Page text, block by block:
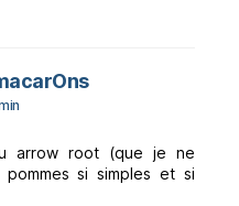
dit :
arrow root (que je ne
pommes si simples et si